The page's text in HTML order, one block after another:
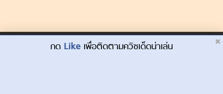
Dek-D.com ใช้คุกกี้เพื่อพัฒนาประสบการณ์ของ
กด Like เพื่อติดตามควิซเด็ดน่าเล่น